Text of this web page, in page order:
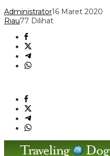
Administrator16 Maret 2020
Riau77 Dilihat